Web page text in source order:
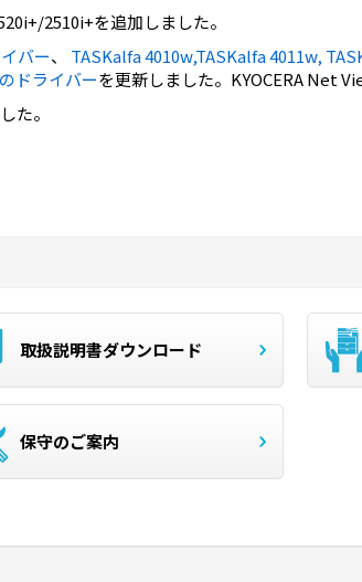
2510i+を追加しました。
バー、 TASKalfa 4010w,TASKalfa 4011w,
ドライバーを更新しました。KYOCERA Net
た。
取扱説明書ダウンロード
保守のご案内